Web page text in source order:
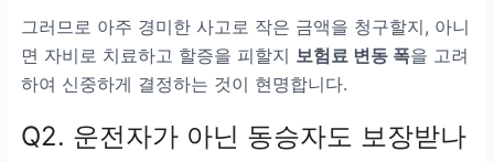
그러므로 아주 경미한 사고로 작은 금액을 청구할지, 아니
면 자비로 치료하고 할증을 피할지 보험료 변동 폭을 고려
하여 신중하게 결정하는 것이 현명합니다.
Q2. 운전자가 아닌 동승자도 보장받나